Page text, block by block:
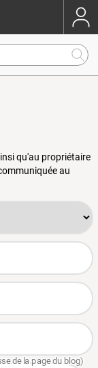
qu'au propriétaire
au